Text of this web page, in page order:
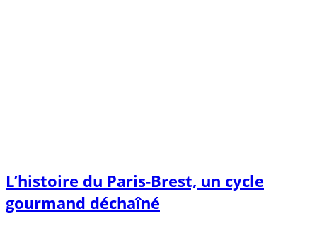
L’histoire du Paris-Brest, un cycle
gourmand déchaîné